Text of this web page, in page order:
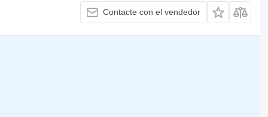
Contacte con el vendedor